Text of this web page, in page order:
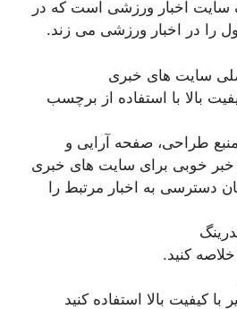
3 نیز یک سایت اخبار ورزشی است که در
را در اخبار ورزشی می زند.
سایت های خبری
بالا با استفاده از برچسب
طراحی، صفحه آرایی و
خبر خوبی برای سایت های خبری
دسترسی به اخبار مرتبط را
کنید.
با کیفیت بالا استفاده کنید